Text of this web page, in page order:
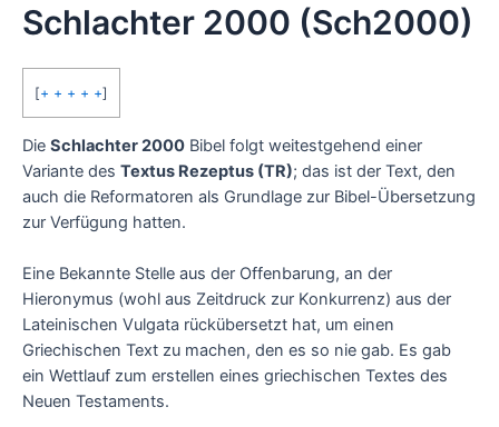
Schlachter 2000 (Sch2000)
[+ + + + +]
Die Schlachter 2000 Bibel folgt weitestgehend einer
Variante des Textus Rezeptus (TR); das ist der Text, den
auch die Reformatoren als Grundlage zur Bibel-Übersetzung
zur Verfügung hatten.
Eine Bekannte Stelle aus der Offenbarung, an der
Hieronymus (wohl aus Zeitdruck zur Konkurrenz) aus der
Lateinischen Vulgata rückübersetzt hat, um einen
Griechischen Text zu machen, den es so nie gab. Es gab
ein Wettlauf zum erstellen eines griechischen Textes des
Neuen Testaments.